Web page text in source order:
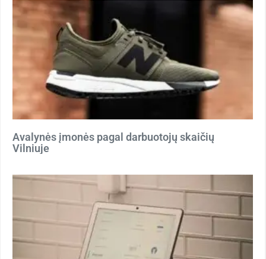
Avalynės įmonės pagal darbuotojų skaičių
Vilniuje